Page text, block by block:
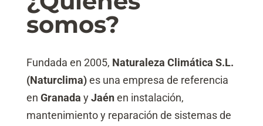
somos?
Fundada en 2005, Naturaleza Climática S.L.
(Naturclima)es una empresa de referencia
en Granada yJaénen instalación,
mantenimiento y reparación de sistemas de